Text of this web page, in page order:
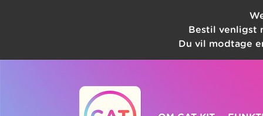
Bestil venligst
Du vil modtage